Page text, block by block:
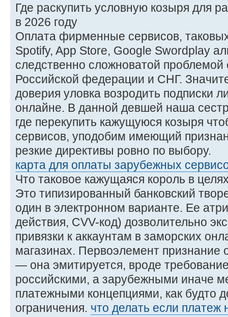
Где раскупить условную козыря для
в 2026 году
Оплата фирменные сервисов,
Spotify, App Store, Google Swordplay
следственно сложноватой проблемой
Российской федерации и СНГ.
доверия уловка возродить подписки
онлайне. В данной девшей наша
где перекупить кажущуюся козыря
сервисов, уподобим имеющий
резкие директивы ровно по выбору.
карта для оплаты зарубежных
Что таковое кажущаяся король в
Это типизированный банковский
один в электронном варианте. Ее
действия, CVV-код) дозволительно
привязки к аккаунтам в заморских
магазинах. Первоэлемент признание
— она эмитируется, вроде
российскими, а зарубежными иначе
платежными концепциями, как будто
ограничения. что делать если платеж